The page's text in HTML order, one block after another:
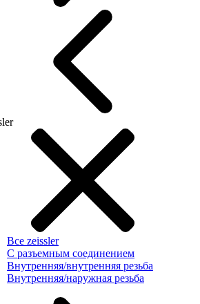
Все zeissler
С разъемным соединением
Внутренняя/внутренняя резьба
Внутренняя/наружная резьба